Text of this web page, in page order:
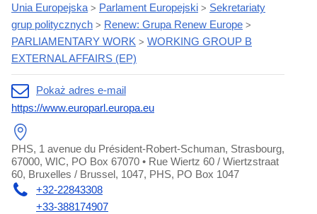
Unia Europejska> Parlament Europejski > Sekretariaty
grup politycznych > Renew: Grupa Renew Europe >
PARLIAMENTARY WORK > WORKING GROUP B
EXTERNAL AFFAIRS (EP)
Pokaż adres e-mail
https://www.europarl.europa.eu
PHS, 1 avenue du Président-Robert-Schuman, Strasbourg,
67000, WIC, PO Box 67070 • Rue Wiertz 60 / Wiertzstraat
60, Bruxelles / Brussel, 1047, PHS, PO Box 1047
+32-22843308
+33-388174907